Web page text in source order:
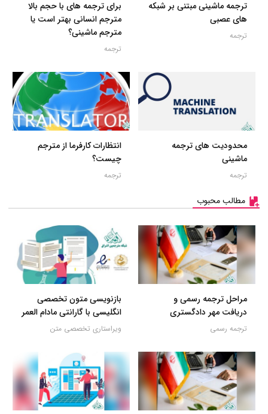
ترجمه ماشینی مبتنی بر شبکه
های عصبی
ترجمه
برای ترجمه های با حجم بالا
مترجم انسانی بهتر است یا
مترجم ماشینی؟
ترجمه
محدودیت های ترجمه
ماشینی
ترجمه
انتظارات کارفرما از مترجم
چیست؟
ترجمه
مطالب محبوب
مراحل ترجمه رسمی و
دریافت مهر دادگستری
ترجمه رسمی
بازنویسی متون تخصصی
انگلیسی با گارانتی مادام العمر
ویراستاری تخصصی متن